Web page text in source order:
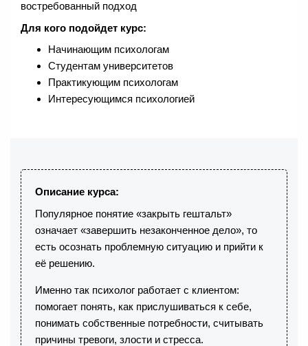
востребованный подход
Для кого подойдет курс:
Начинающим психологам
Студентам университетов
Практикующим психологам
Интересующимся психологией
Описание курса:
Популярное понятие «закрыть гештальт»
означает «завершить незаконченное дело», то
есть осознать проблемную ситуацию и прийти к
её решению.
Именно так психолог работает с клиентом:
помогает понять, как прислушиваться к себе,
понимать собственные потребности, считывать
причины тревоги, злости и стресса.